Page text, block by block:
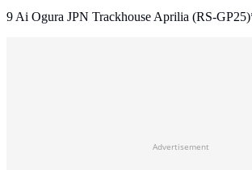
9 Ai Ogura JPN Trackhouse Aprilia (RS-
Advertisement